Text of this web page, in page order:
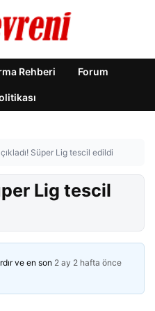
Rehberi Forum
Süper Lig tescil edildi
Lig tescil
ve en son 2 ay 2 hafta önce